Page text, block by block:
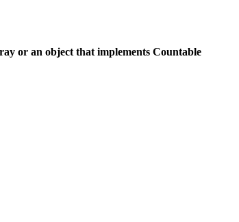
or an object that implements Countable